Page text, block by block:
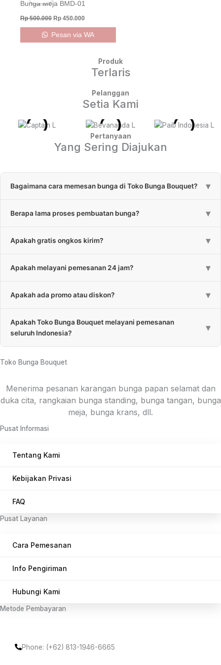
Bunga Meja BMD-01
Rp500.000
was:
Rp 500.000.
Rp 450.000
Pesan via WA
Produk
Terlaris
Pelanggan
Setia Kami
Pertanyaan
Yang Sering Diajukan
Bagaimana cara memesan bunga di Toko Bunga Bouquet? ▾
bisa menghubungi CS kami melalui ikon “Chat WhatsApp”.
Berapa lama proses pembuatan bunga? ▾
untuk rangkaian bunga 1-3 jam. Estimasi bisa melebihi apabila
Apakah gratis ongkos kirim? ▾
daerah yang kena ongkos kirim akan kami informasikan pada
Apakah melayani pemesanan 24 jam? ▾
Apakah ada promo atau diskon?
▾
untuk pembelian jumlah tertentu.
Apakah Toko Bunga Bouquet melayani pemesanan
seluruh Indonesia?
▾
Indonesia melalui rekanan. Untuk konsep bunga menyesuaikan
Toko Bunga Bouquet
Menerima pesanan karangan bunga papan selamat dan
duka cita, rangkaian bunga standing, bunga tangan, bunga
meja, bunga krans, dll.
Pusat Informasi
Tentang Kami
Kebijakan Privasi
FAQ
Pusat Layanan
Cara Pemesanan
Info Pengiriman
Hubungi Kami
Metode Pembayaran
Phone: (+62) 813-1946-6665